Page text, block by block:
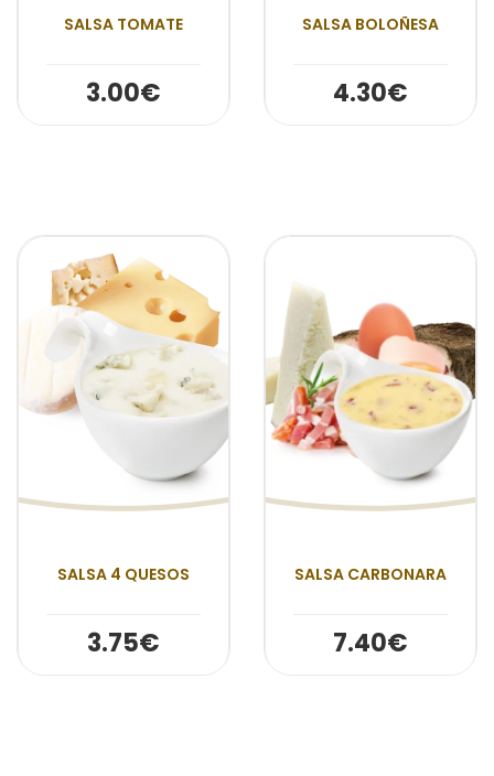
SALSA TOMATE
3.00€
SALSA BOLOÑESA
4.30€
SALSA 4 QUESOS
3.75€
SALSA CARBONARA
7.40€